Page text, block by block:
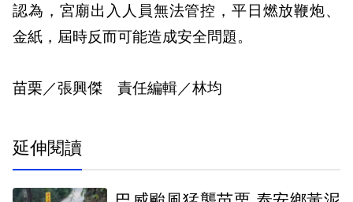
認為，宮廟出入人員無法管控，平日燃放鞭炮、
金紙，屆時反而可能造成安全問題。
苗栗／張興傑 責任編輯／林均
延伸閱讀